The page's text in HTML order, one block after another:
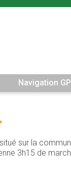
Navigation
sur la
3h15 de